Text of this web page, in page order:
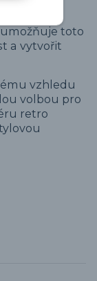
toto
a vytvořit
vzhledu
volbou pro
retro